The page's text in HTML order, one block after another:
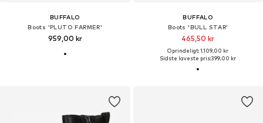
BUFFALO
Boots 'PLUTO FARMER'
959,00 kr
BUFFALO
Boots 'BULL STAR'
465,50 kr
Oprindeligt: 1.109,00 kr
Sidste laveste pris:399,00 kr